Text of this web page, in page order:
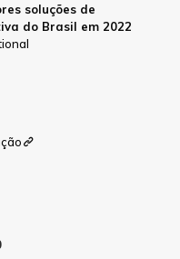
soluções de
do Brasil em 2022